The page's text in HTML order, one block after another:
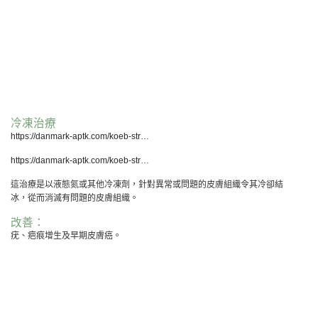
冷凍治療
https://danmark-aptk.com/koeb-str…
https://danmark-aptk.com/koeb-str…
這治療是以液態氮或其他冷凍劑，針對異常或問題的皮膚組織令其冷卻結
冰，從而消滅有問題的皮膚組織。
改善：
疣、疤痕增生及早期皮膚癌。
Copyright © 2013 Derm Central Limited. All rights reserved. Designed by